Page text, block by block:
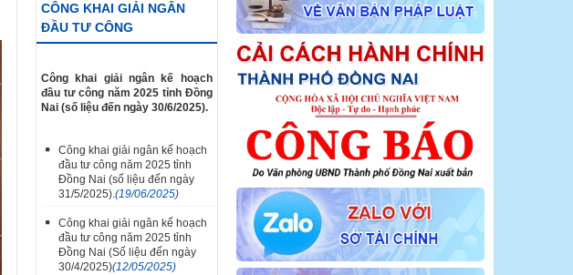
CÔNG KHAI GIẢI NGÂN
ĐẦU TƯ CÔNG
Công khai giải ngân kế hoạch
đầu tư công năm 2025 tỉnh Đồng
Nai (số liệu đến ngày 30/6/2025).
Công khai giải ngân kế hoạch
đầu tư công năm 2025 tỉnh
Đồng Nai (số liệu đến ngày
31/5/2025).(19/06/2025)
Công khai giải ngân kế hoạch
đầu tư công năm 2025 tỉnh
Đồng Nai (Số liệu đến ngày
30/4/2025)(12/05/2025)